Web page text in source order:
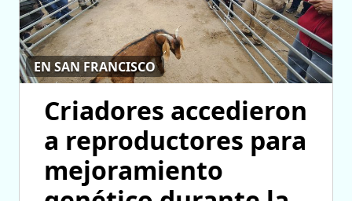
EN SAN FRANCISCO
Criadores accedieron
a reproductores para
mejoramiento